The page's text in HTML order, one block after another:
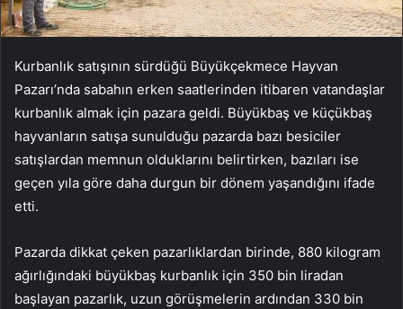
Kurbanlık satışının sürdüğü Büyükçekmece Hayvan
Pazarı’nda sabahın erken saatlerinden itibaren vatandaşlar
kurbanlık almak için pazara geldi. Büyükbaş ve küçükbaş
hayvanların satışa sunulduğu pazarda bazı besiciler
satışlardan memnun olduklarını belirtirken, bazıları ise
geçen yıla göre daha durgun bir dönem yaşandığını ifade
etti.
Pazarda dikkat çeken pazarlıklardan birinde, 880 kilogram
ağırlığındaki büyükbaş kurbanlık için 350 bin liradan
başlayan pazarlık, uzun görüşmelerin ardından 330 bin